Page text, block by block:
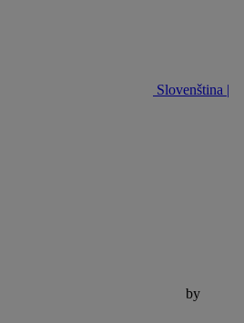
Slovenština |
by